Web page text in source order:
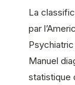
La
par
Manuel
statistique